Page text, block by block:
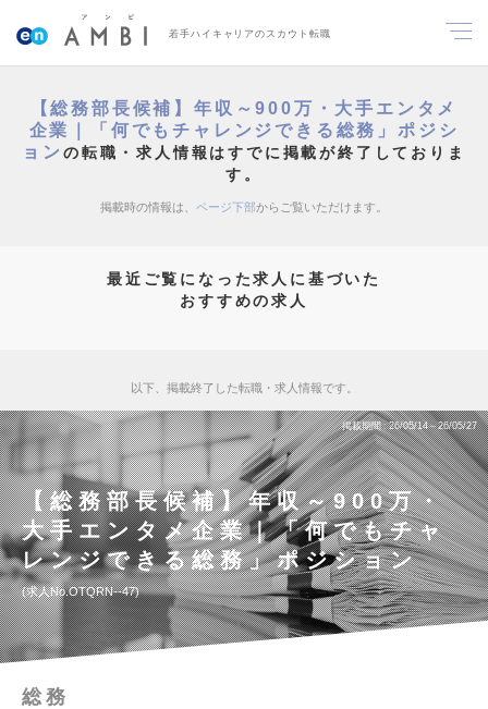
若手ハイキャリアのスカウト転職
【総務部長候補】年収～900万・大手エンタメ
企業｜「何でもチャレンジできる総務」ポジシ
ョン の転職・求人情報はすでに掲載が終了しておりま
す。
掲載時の情報は、 ページ下部からご覧いただけます。
最近ご覧になった求人に基づいた
おすすめの求人
以下、掲載終了した転職・求人情報です。
掲載期間 26/05/14～26/05/27
【総務部長候補】年収～900万・
大手エンタメ企業｜「何でもチャ
レンジできる総務」ポジション
求人No.OTQRN--47
総務